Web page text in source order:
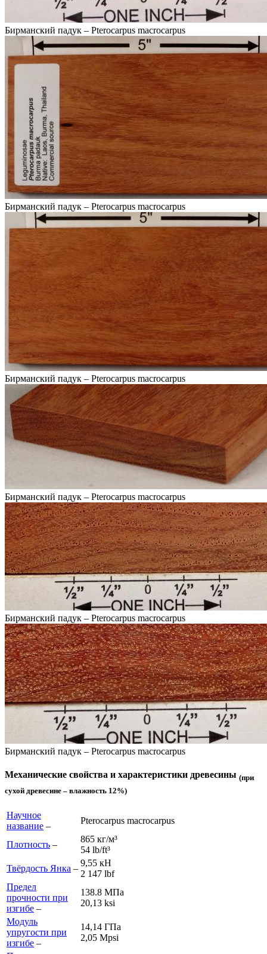
Бирманский падук – Pterocarpus macrocarpus
Бирманский падук – Pterocarpus macrocarpus
Бирманский падук – Pterocarpus macrocarpus
Бирманский падук – Pterocarpus macrocarpus
Бирманский падук – Pterocarpus macrocarpus
Бирманский падук – Pterocarpus macrocarpus
Механические свойства и характеристики древесины (при
сухой древесине – влажность 12%)
Научное
название –
Pterocarpus macrocarpus
Плотность –
865 кг/м³
54 lb/ft³
Твёрдость Янка –
9,55 кН
2 147 lbf
Предел
прочности при
изгибе –
138.8 МПа
20,13 ksi
Модуль
упругости при
изгибе –
14,14 ГПа
2,05 Mpsi